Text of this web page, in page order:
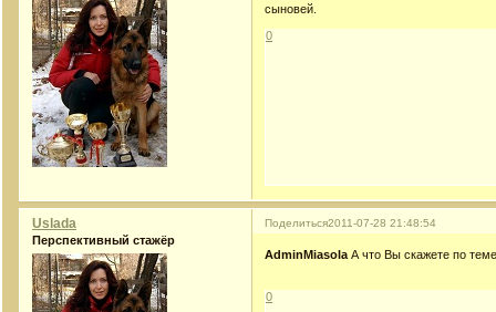
сыновей.
0
Поделиться2011-07-28 21:48:54
Uslada
Перспективный стажёр
AdminMiasolaА что Вы скажете по
0